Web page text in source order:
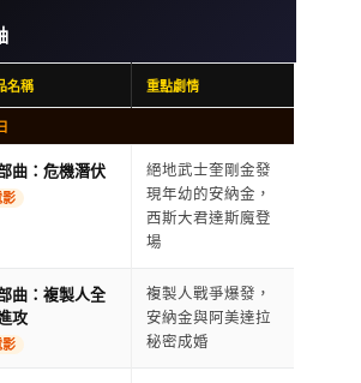
名稱 重點劇情
曲：危機潛伏
影
絕地武士奎剛金發
現年幼的安納金，
西斯大君達斯魔登
場
曲：複製人全
攻
影
複製人戰爭爆發，
安納金與阿美達拉
秘密成婚